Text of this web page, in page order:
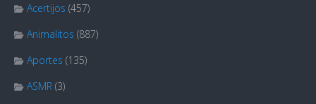
Acertijos (457)
Animalitos (887)
Aportes (135)
ASMR (3)